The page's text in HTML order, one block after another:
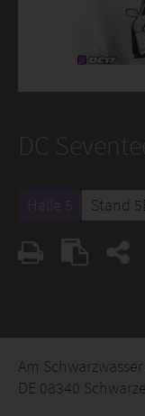
DC
Halle 5 Stand
Am
DE 08340